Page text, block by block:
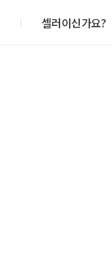
셀러이신가요?